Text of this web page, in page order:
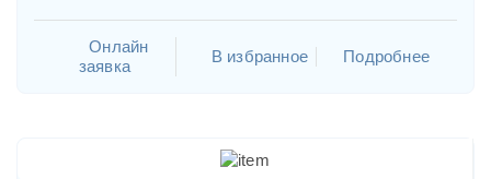
Онлайн
заявка
В избранное Подробнее